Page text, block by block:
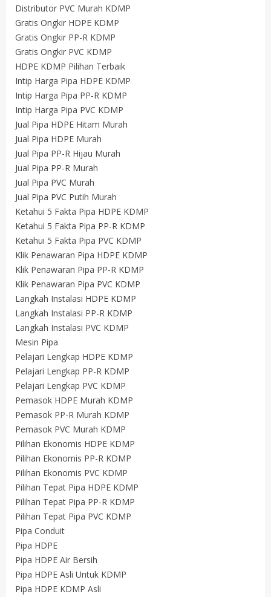
Distributor PVC Murah KDMP
Gratis Ongkir HDPE KDMP
Gratis Ongkir PP-R KDMP
Gratis Ongkir PVC KDMP
HDPE KDMP Pilihan Terbaik
Intip Harga Pipa HDPE KDMP
Intip Harga Pipa PP-R KDMP
Intip Harga Pipa PVC KDMP
Jual Pipa HDPE Hitam Murah
Jual Pipa HDPE Murah
Jual Pipa PP-R Hijau Murah
Jual Pipa PP-R Murah
Jual Pipa PVC Murah
Jual Pipa PVC Putih Murah
Ketahui 5 Fakta Pipa HDPE KDMP
Ketahui 5 Fakta Pipa PP-R KDMP
Ketahui 5 Fakta Pipa PVC KDMP
Klik Penawaran Pipa HDPE KDMP
Klik Penawaran Pipa PP-R KDMP
Klik Penawaran Pipa PVC KDMP
Langkah Instalasi HDPE KDMP
Langkah Instalasi PP-R KDMP
Langkah Instalasi PVC KDMP
Mesin Pipa
Pelajari Lengkap HDPE KDMP
Pelajari Lengkap PP-R KDMP
Pelajari Lengkap PVC KDMP
Pemasok HDPE Murah KDMP
Pemasok PP-R Murah KDMP
Pemasok PVC Murah KDMP
Pilihan Ekonomis HDPE KDMP
Pilihan Ekonomis PP-R KDMP
Pilihan Ekonomis PVC KDMP
Pilihan Tepat Pipa HDPE KDMP
Pilihan Tepat Pipa PP-R KDMP
Pilihan Tepat Pipa PVC KDMP
Pipa Conduit
Pipa HDPE
Pipa HDPE Air Bersih
Pipa HDPE Asli Untuk KDMP
Pipa HDPE KDMP Asli